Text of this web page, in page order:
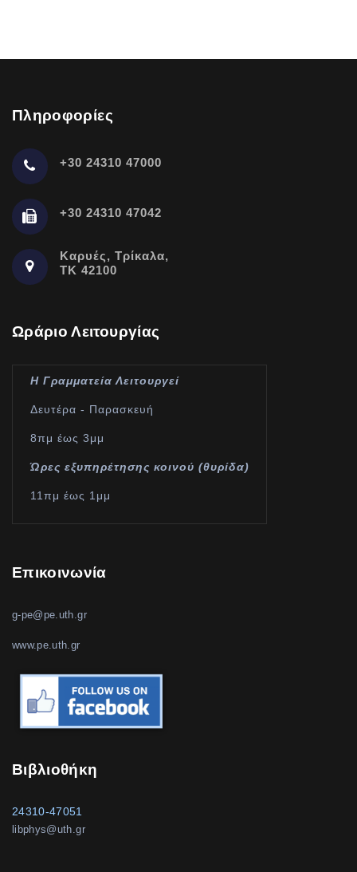
Πληροφορίες
+30 24310 47000
+30 24310 47042
Καρυές, Τρίκαλα,
ΤΚ 42100
Ωράριο Λειτουργίας
Η Γραμματεία Λειτουργεί
Δευτέρα - Παρασκευή
8πμ έως 3μμ
Ώρες εξυπηρέτησης κοινού (θυρίδα)
11πμ έως 1μμ
Επικοινωνία
g-pe@pe.uth.gr
www.pe.uth.gr
Βιβλιοθήκη
24310-47051
libphys@uth.gr